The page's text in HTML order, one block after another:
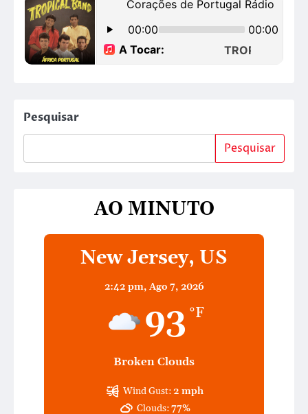
Pesquisar
Pesquisar
AO MINUTO
New Jersey, US
2:42 pm, Ago 7, 2026
93 °F
Broken Clouds
Wind Gust:2 mph
Clouds:77%